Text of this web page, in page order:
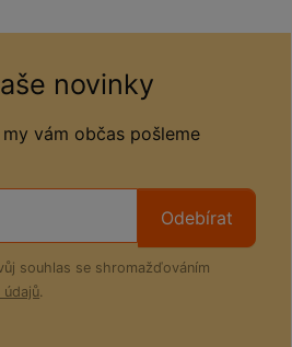
novinky
vám občas pošleme
Odebírat
souhlas se shromažďováním
.